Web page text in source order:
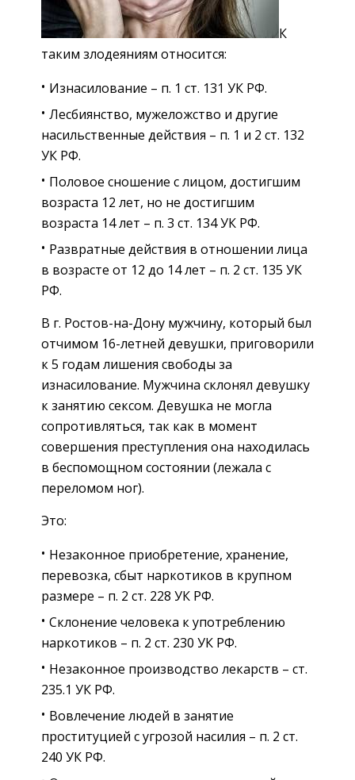
К
таким злодеяниям относится:
Изнасилование – п. 1 ст. 131 УК РФ.
Лесбиянство, мужеложство и другие
насильственные действия – п. 1 и 2 ст. 132
УК РФ.
Половое сношение с лицом, достигшим
возраста 12 лет, но не достигшим
возраста 14 лет – п. 3 ст. 134 УК РФ.
Развратные действия в отношении лица
в возрасте от 12 до 14 лет – п. 2 ст. 135 УК
РФ.
В г. Ростов-на-Дону мужчину, который был
отчимом 16-летней девушки, приговорили
к 5 годам лишения свободы за
изнасилование. Мужчина склонял девушку
к занятию сексом. Девушка не могла
сопротивляться, так как в момент
совершения преступления она находилась
в беспомощном состоянии (лежала с
переломом ног).
Это:
Незаконное приобретение, хранение,
перевозка, сбыт наркотиков в крупном
размере – п. 2 ст. 228 УК РФ.
Склонение человека к употреблению
наркотиков – п. 2 ст. 230 УК РФ.
Незаконное производство лекарств – ст.
235.1 УК РФ.
Вовлечение людей в занятие
проституцией с угрозой насилия – п. 2 ст.
240 УК РФ.